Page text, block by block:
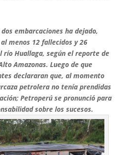
embarcaciones ha dejado,
menos 12 fallecidos y 26
río Huallaga, según el reporte de
Amazonas. Luego de que
declararan que, al momento
petrolera no tenía prendidas
Petroperú se pronunció para
sobre los sucesos.